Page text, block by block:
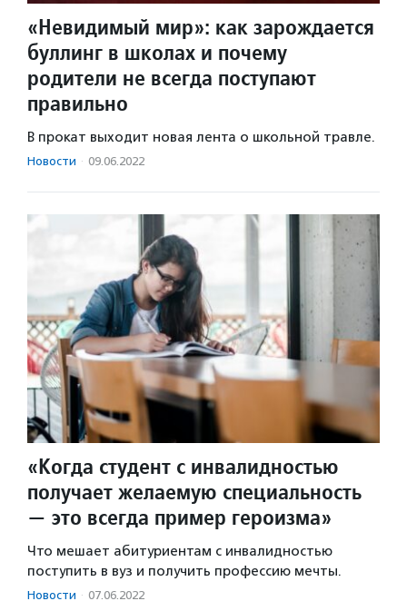
«Невидимый мир»: как зарождается
буллинг в школах и почему
родители не всегда поступают
правильно
В прокат выходит новая лента о школьной травле.
Новости · 09.06.2022
«Когда студент с инвалидностью
получает желаемую специальность
— это всегда пример героизма»
Что мешает абитуриентам с инвалидностью
поступить в вуз и получить профессию мечты.
Новости · 07.06.2022